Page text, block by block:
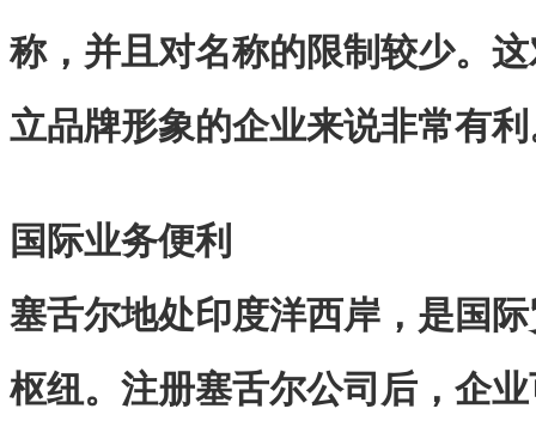
称，并且对名称的限制较少。
立品牌形象的企业来说非常有
国际业务便利
塞舌尔地处印度洋西岸，是国
枢纽。注册塞舌尔公司后，企